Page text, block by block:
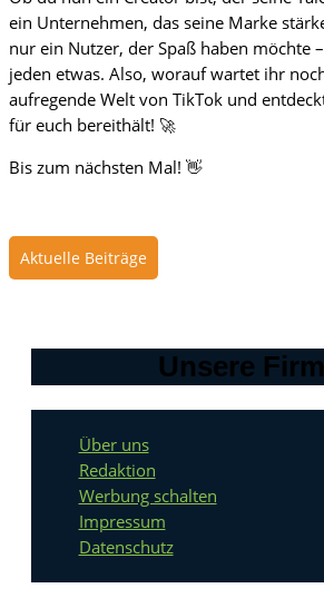
ein Unternehmen, das seine Marke
nur ein Nutzer, der Spaß haben möchte
jeden etwas. Also, worauf wartet ihr
aufregende Welt von TikTok und
für euch bereithält! 🚀
Bis zum nächsten Mal! 👋
Aktuelle Beiträge
Unsere
Über uns
Redaktion
Werbung schalten
Impressum
Datenschutz